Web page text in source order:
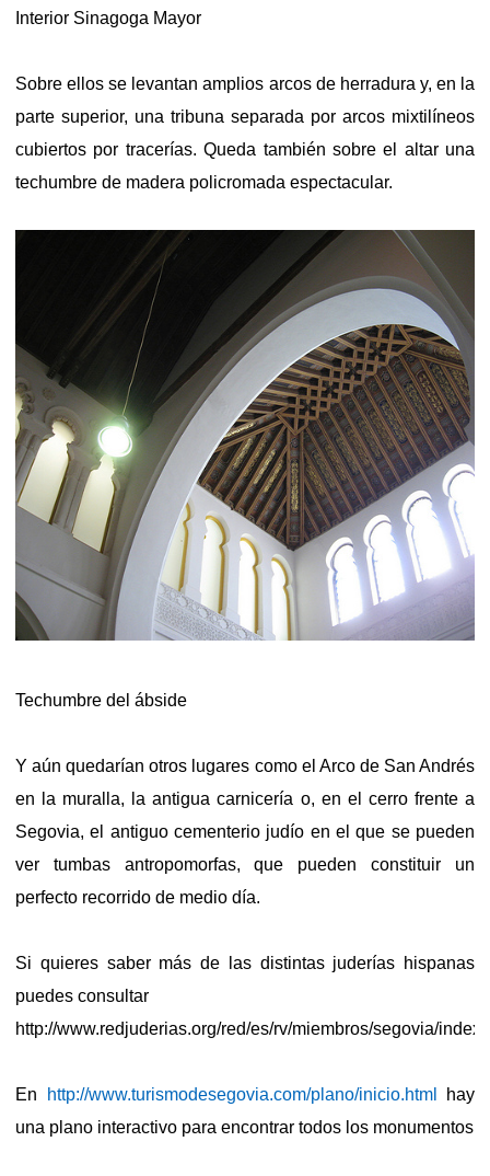
Interior Sinagoga Mayor
Sobre ellos se levantan amplios arcos de herradura y, en la
parte superior, una tribuna separada por arcos mixtilíneos
cubiertos por tracerías. Queda también sobre el altar una
techumbre de madera policromada espectacular.
Techumbre del ábside
Y aún quedarían otros lugares como el Arco de San Andrés
en la muralla, la antigua carnicería o, en el cerro frente a
Segovia, el antiguo cementerio judío en el que se pueden
ver tumbas antropomorfas, que pueden constituir un
perfecto recorrido de medio día.
Si quieres saber más de las distintas juderías hispanas
puedes consultar
http://www.redjuderias.org/red/es/rv/miembros/segovia/
En http://www.turismodesegovia.com/plano/inicio.html
hay
una plano interactivo para encontrar todos los monumentos